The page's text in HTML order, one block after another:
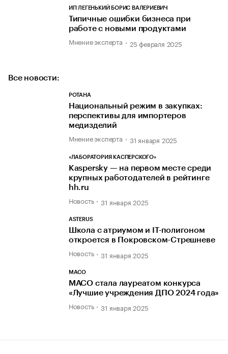
ИП ЛЕГЕНЬКИЙ БОРИС ВАЛЕРИЕВИЧ
Типичные ошибки бизнеса при
работе с новыми продуктами
Мнение эксперта 25 февраля 2025
Все новости:
РОТАНА
Национальный режим в закупках:
перспективы для импортеров
медизделий
Мнение эксперта 31 января 2025
«ЛАБОРАТОРИЯ КАСПЕРСКОГО»
Kaspersky — на первом месте среди
крупных работодателей в рейтинге
hh.ru
Новость 31 января 2025
ASTERUS
Школа с атриумом и IT-полигоном
откроется в Покровском-Стрешневе
Новость 31 января 2025
МАСО
МАСО стала лауреатом конкурса
«Лучшие учреждения ДПО 2024 года»
Новость 31 января 2025